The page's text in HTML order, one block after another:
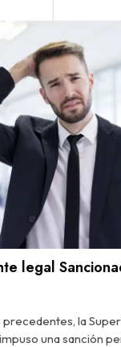
legal
precedentes, la
una sanción